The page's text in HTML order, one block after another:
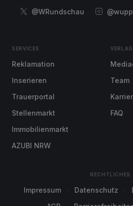
@WRundschau
SERVICES
Reklamation
Inserieren
Trauerportal
Stellenmarkt
Immobilienmarkt
AZUBI NRW
VERLAG
Team
FAQ
RECHTLICHES
Impressum Datenschutz